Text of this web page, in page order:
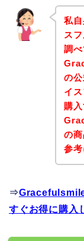
私
ス
調
の
イ
購
の
参
⇒
すぐお得に購入